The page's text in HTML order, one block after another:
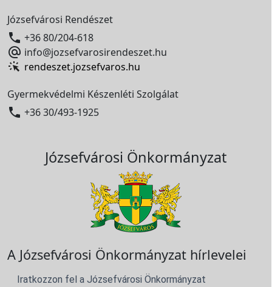
Józsefvárosi Rendészet
 +36 80/204-618
 info@jozsefvarosirendeszet.hu
rendeszet.jozsefvaros.hu
Gyermekvédelmi Készenléti Szolgálat
 +36 30/493-1925
Józsefvárosi Önkormányzat
A Józsefvárosi Önkormányzat hírlevelei
Iratkozzon fel a Józsefvárosi Önkormányzat